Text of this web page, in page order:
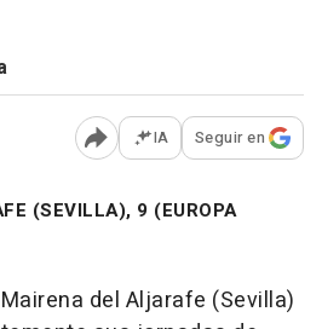
Abrir opciones para
IA Seguir en
(SEVILLA), 9 (EUROPA
del Aljarafe (Sevilla)